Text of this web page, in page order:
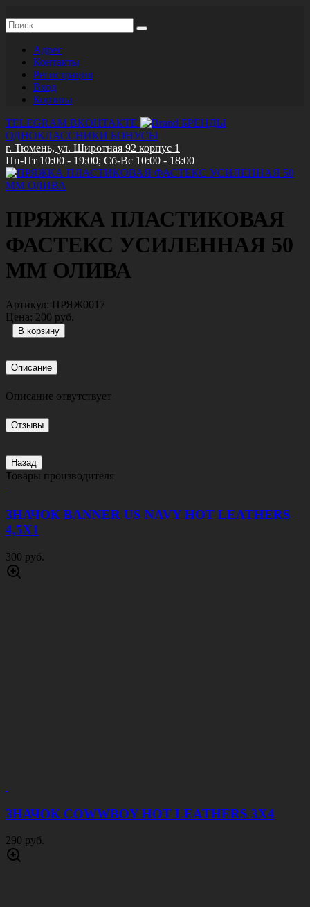
Адрес
Контакты
Регистрация
Вход
Корзина
TELEGRAM ВКОНТАКТЕ
БРЕНДЫ
ОДНОКЛАССНИКИ БОНУСЫ
г. Тюмень, ул. Широтная 92 корпус 1
Пн-Пт 10:00 - 19:00; Сб-Вс 10:00 - 18:00
ПРЯЖКА ПЛАСТИКОВАЯ
ФАСТЕКС УСИЛЕННАЯ 50
ММ ОЛИВА
Артикул: ПРЯЖ0017
Цена: 200 руб.
Описание
Описание отвутствует
Отзывы
Назад
Товары производителя
ЗНАЧОК BANNER US NAVY HOT LEATHERS
4,5Х1
300 руб.
ЗНАЧОК COWWBOY HOT LEATHERS 3Х4
290 руб.